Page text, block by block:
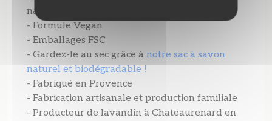
naturelle
- Formule Vegan
- Emballages FSC
- Gardez-le au sec grâce à notre sac à savon
naturel et biodégradable !
- Fabriqué en Provence
- Fabrication artisanale et production familiale
- Producteur de lavandin à Chateaurenard en